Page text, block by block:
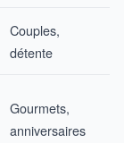
Couples,
détente
Gourmets,
anniversaires